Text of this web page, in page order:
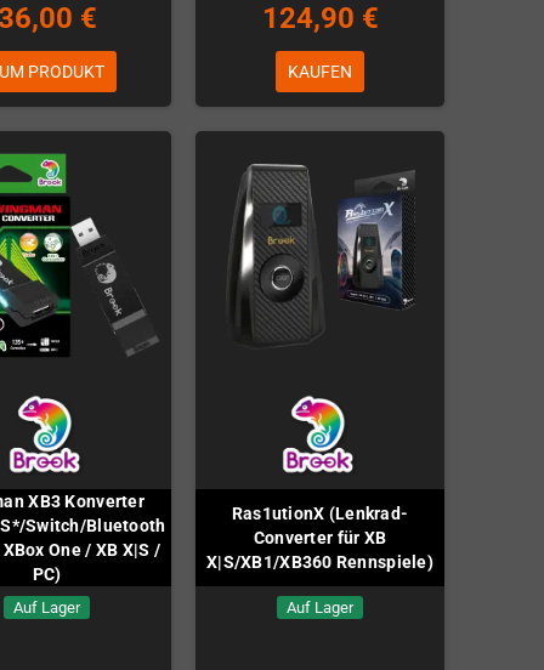
€
PRODUKT
124,90 €
KAUFEN
XB3 Konverter
Switch/Bluetooth
One / XB X|S /
PC)
Auf Lager
Ras1utionX (Lenkrad-
Converter für XB
X|S/XB1/XB360 Rennspiele)
Auf Lager